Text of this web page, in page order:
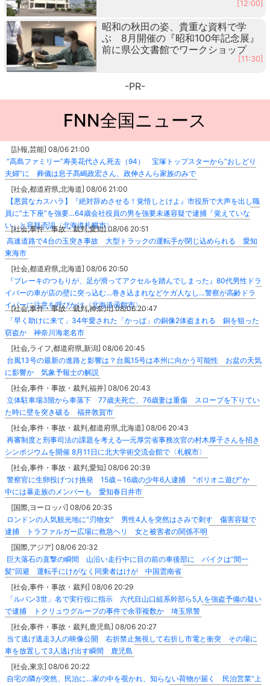
[12:00]
昭和の秋田の姿、貴重な資料で学
ぶ 8月開催の『昭和100年記念展』
前に県公文書館でワークショップ
[11:30]
-PR-
FNN全国ニュース
[訃報,芸能] 08/06 21:00
“高島ファミリー”寿美花代さん死去（94） 宝塚トップスターから“おしどり
夫婦”に 葬儀は息子髙嶋政宏さん、政伸さんら家族のみで
[社会,都道府県,北海道] 08/06 21:00
【悪質なカスハラ】『絶対辞めさせる！覚悟しとけよ』市役所で大声を出し職
員に”土下座”を強要…64歳会社役員の男を強要未遂容疑で逮捕「覚えていな
い」と容疑否認〈北海道札幌市〉
[社会,事件・事故・裁判,愛知] 08/06 20:51
高速道路で4台の玉突き事故 大型トラックの運転手が閉じ込められる 愛知
東海市
[社会,都道府県,北海道] 08/06 20:50
『ブレーキのつもりが、足が滑ってアクセルを踏んでしまった』80代男性ドラ
イバーの車が店の壁に突っ込む…巻き込まれなどケガ人なし…警察が高齢ドラ
イバーに注意を呼びかけ〈北海道函館市〉
[社会,事件・事故・裁判,神奈川] 08/06 20:47
「早く助けに来て」34年愛された「かっぱ」の銅像2体盗まれる 銅を狙った
窃盗か 神奈川海老名市
[社会,ライフ,都道府県,新潟] 08/06 20:45
台風13号の最新の進路と影響は？台風15号は本州に向かう可能性 お盆の天気
に影響か 気象予報士の解説
[社会,事件・事故・裁判,福井] 08/06 20:43
立体駐車場3階から車落下 77歳夫死亡、76歳妻は重傷 スロープを下りてい
た時に壁を突き破る 福井敦賀市
[社会,事件・事故・裁判,都道府県,北海道] 08/06 20:43
再審制度と刑事司法の課題を考える―元厚労省事務次官の村木厚子さんを招き
シンポジウムを開催 8月11日に北大学術交流会館で〈札幌市〉
[社会,事件・事故・裁判,愛知] 08/06 20:39
警察官に生卵投げつけ挑発 15歳～16歳の少年6人逮捕 “ポリオニ遊び”か
中には暴走族のメンバーも 愛知春日井市
[国際,ヨーロッパ] 08/06 20:35
ロンドンの人気観光地に“刃物女” 男性4人を突然はさみで刺す 傷害容疑で
逮捕 トラファルガー広場に救急ヘリ 女と被害者の関係不明
[国際,アジア] 08/06 20:32
巨大落石の直撃の瞬間 山沿い走行中に目の前の車後部に バイクは“間一
髪”回避 運転手にけがなく同乗者はけが 中国雲南省
[社会,事件・事故・裁判] 08/06 20:29
「ルパン3世」名で実行役に指示 六代目山口組系幹部ら5人を強盗予備の疑い
で逮捕 トクリュウグループの事件で余罪複数か 埼玉県警
[社会,事件・事故・裁判,鹿児島] 08/06 20:27
当て逃げ逃走3人の映像公開 右折禁止無視して右折し市電と衝突 その場に
車を放置して3人逃げ出す瞬間 鹿児島
[社会,東京] 08/06 20:22
自宅の隣が突然、民泊に…家の中を覗かれ、知らない荷物が届く 民泊営業“上